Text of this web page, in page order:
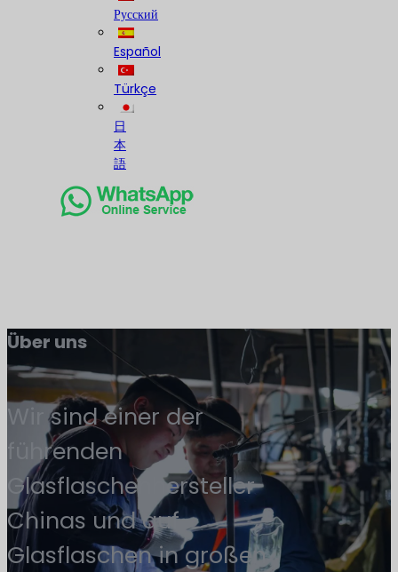
Русский
Español
Türkçe
日
本
語
Über uns
Wir sind einer der
führenden
Glasflaschenhersteller
Chinas und auf
Glasflaschen in großen